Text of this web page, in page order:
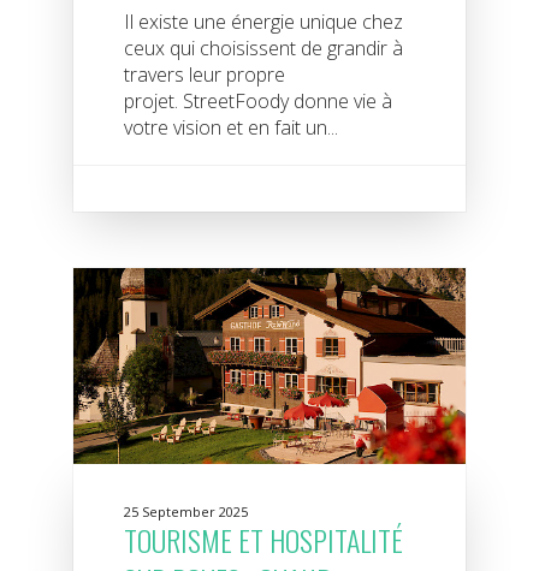
Il existe une énergie unique chez
ceux qui choisissent de grandir à
travers leur propre
projet. StreetFoody donne vie à
votre vision et en fait un...
25 September 2025
TOURISME ET HOSPITALITÉ